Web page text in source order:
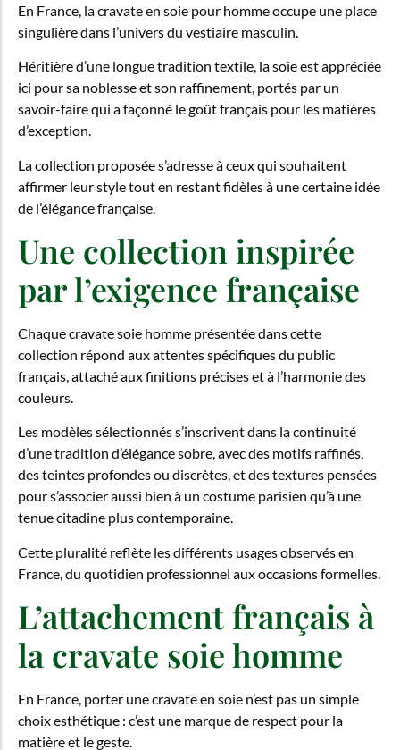
En France, la cravate en soie pour homme occupe une place
singulière dans l’univers du vestiaire masculin.
Héritière d’une longue tradition textile, la soie est appréciée
ici pour sa noblesse et son raffinement, portés par un
savoir-faire qui a façonné le goût français pour les matières
d’exception.
La collection proposée s’adresse à ceux qui souhaitent
affirmer leur style tout en restant fidèles à une certaine idée
de l’élégance française.
Une collection inspirée
par l’exigence française
Chaque cravate soie homme présentée dans cette
collection répond aux attentes spécifiques du public
français, attaché aux finitions précises et à l’harmonie des
couleurs.
Les modèles sélectionnés s’inscrivent dans la continuité
d’une tradition d’élégance sobre, avec des motifs raffinés,
des teintes profondes ou discrètes, et des textures pensées
pour s’associer aussi bien à un costume parisien qu’à une
tenue citadine plus contemporaine.
Cette pluralité reflète les différents usages observés en
France, du quotidien professionnel aux occasions formelles.
L’attachement français à
la cravate soie homme
En France, porter une cravate en soie n’est pas un simple
choix esthétique : c’est une marque de respect pour la
matière et le geste.